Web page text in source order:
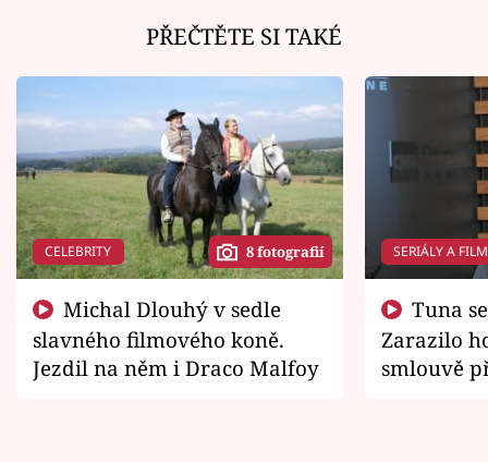
PŘEČTĚTE SI TAKÉ
CELEBRITY 8 fotografií
slavného filmového koně.
Jezdil na něm i Draco Malfoy
SERIÁLY A
Zarazilo
smlouvě